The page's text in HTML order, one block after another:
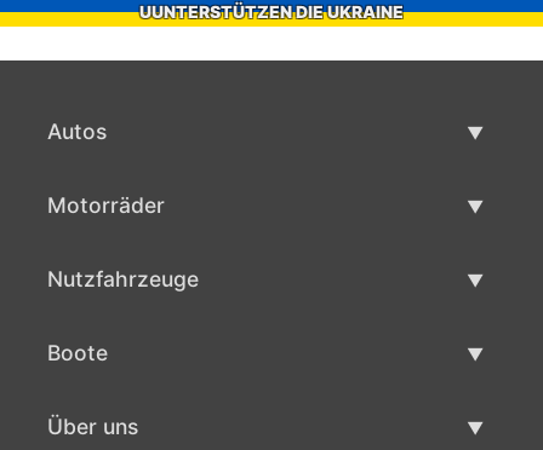
UUNTERSTÜTZEN DIE UKRAINE
Autos
Motorräder
Nutzfahrzeuge
Boote
Über uns